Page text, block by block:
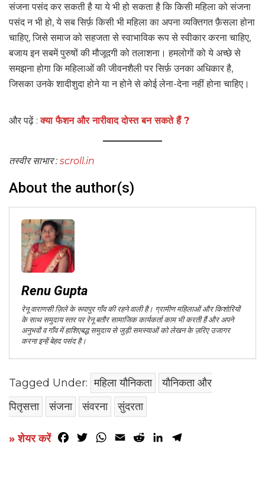
संजना पसंद कर सकती है या ये भी हो सकता है कि किसी महिला को संजना
पसंद न भी हो, ये सब सिर्फ़ किसी भी महिला का अपना व्यक्तिगत फ़ैसला होना
चाहिए, जिसे समाज को सहजता से स्वाभाविक रूप से स्वीकार करना चाहिए,
बजाय इन सबमें पुरुषों की मौजूदगी को तलाशना। हमलोगों को ये अच्छे से
समझना होगा कि महिलाओं की जीवनशैली पर सिर्फ़ उनका अधिकार है,
जिसका उनके शादीशुदा होने या न होने से कोई लेना-देना नहीं होना चाहिए।
और पढ़ें :क्या फैशन और नारीवाद दोस्त बन सकते हैं ?
तस्वीर साभार : scroll.in
About the author(s)
Renu Gupta
रेनू वाराणसी ज़िले के रूपापुर गाँव की रहने वाली है। ग्रामीण महिलाओं और किशोरियों
के साथ समुदाय स्तर पर रेनू बतौर सामाजिक कार्यकर्ता काम भी करती हैं और अपने
अनुभवों व गाँव में हाशिएबद्ध समुदाय से जुड़ी समस्याओं को लेखन के ज़रिए उजागर
करना इन्हें बेहद पसंद है।
Tagged Under: महिला यौनिकता
यौनिकता और
पितृसत्ता
संजना संवरना सुंदरता
» शेयर करें Facebook
TwitterWhatsApp
Email RedditLinkedIn